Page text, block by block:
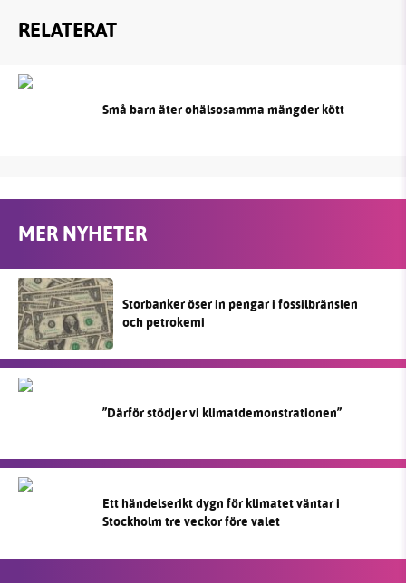
RELATERAT
Små barn äter ohälsosamma mängder kött
MER NYHETER
Storbanker öser in pengar i fossilbränslen
och petrokemi
”Därför stödjer vi klimatdemonstrationen”
Ett händelserikt dygn för klimatet väntar i
Stockholm tre veckor före valet